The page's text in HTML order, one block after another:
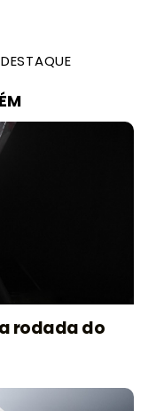
rodada do